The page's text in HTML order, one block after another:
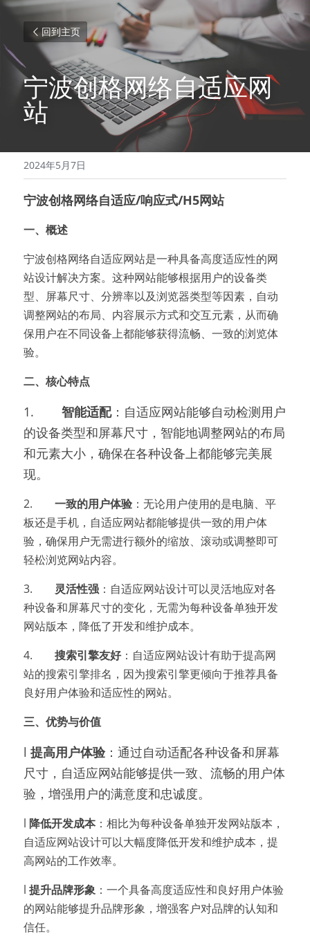
回到主页
宁波创格网络自适应网
站
2024年5月7日
宁波创格网络自适应/响应式/H5网站
一、概述
宁波创格网络自适应网站是一种具备高度适应性的网
站设计解决方案。这种网站能够根据用户的设备类
型、屏幕尺寸、分辨率以及浏览器类型等因素，自动
调整网站的布局、内容展示方式和交互元素，从而确
保用户在不同设备上都能够获得流畅、一致的浏览体
验。
二、核心特点
1. 智能适配：自适应网站能够自动检测用户
的设备类型和屏幕尺寸，智能地调整网站的布局
和元素大小，确保在各种设备上都能够完美展
现。
2. 一致的用户体验 ：无论用户使用的是电脑、平
板还是手机，自适应网站都能够提供一致的用户体
验，确保用户无需进行额外的缩放、滚动或调整即可
轻松浏览网站内容。
3. 灵活性强 ：自适应网站设计可以灵活地应对各
种设备和屏幕尺寸的变化，无需为每种设备单独开发
网站版本，降低了开发和维护成本。
4. 搜索引擎友好：自适应网站设计有助于提高网
站的搜索引擎排名，因为搜索引擎更倾向于推荐具备
良好用户体验和适应性的网站。
三、优势与价值
l 提高用户体验：通过自动适配各种设备和屏幕
尺寸，自适应网站能够提供一致、流畅的用户体
验，增强用户的满意度和忠诚度。
l 降低开发成本：相比为每种设备单独开发网站版本，
自适应网站设计可以大幅度降低开发和维护成本，提
高网站的工作效率。
l 提升品牌形象 ：一个具备高度适应性和良好用户体验
的网站能够提升品牌形象，增强客户对品牌的认知和
信任。